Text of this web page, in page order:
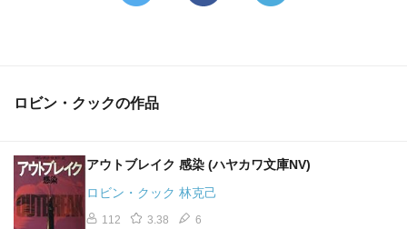
ロビン・クックの作品
アウトブレイク 感染 (ハヤカワ文庫NV)
ロビン・クック 林克己
112 3.38 6